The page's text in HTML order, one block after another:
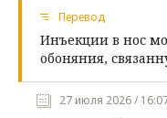
Перевод
Инъекции в нос
обоняния,
27 июля 2026 /